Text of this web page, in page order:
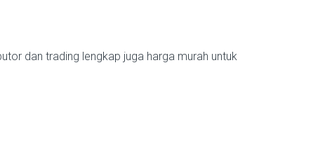
dan trading lengkap juga harga murah untuk